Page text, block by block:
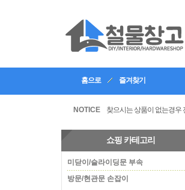
홈으로 즐겨찾기
NOTICE
쇼핑 카테고리
미닫이/슬라이딩문 부속
방문/현관문 손잡이